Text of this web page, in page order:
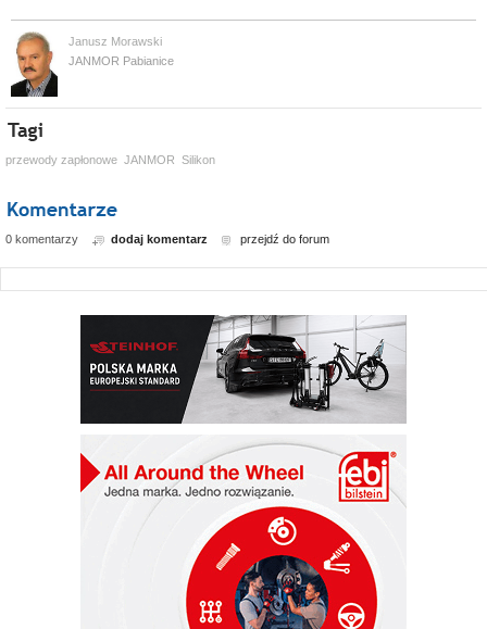
Janusz Morawski
JANMOR Pabianice
przewody zapłonowe JANMOR Silikon
0 komentarzy dodaj komentarz przejdź do forum